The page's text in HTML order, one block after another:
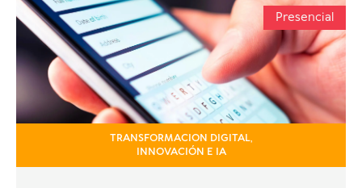
Presencial
TRANSFORMACION DIGITAL,
INNOVACIÓN E IA